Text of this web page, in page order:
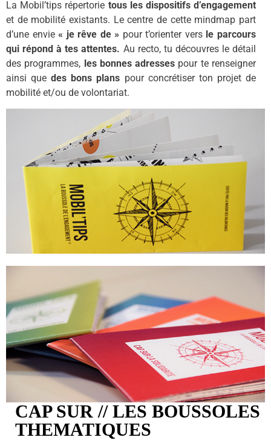
La Mobil’tips répertorie tous les dispositifs d’engagement
et de mobilité existants. Le centre de cette mindmap part
d’une envie« je rêve de » pour t’orienter vers le parcours
qui répond à tes attentes. Au recto, tu découvres le détail
des programmes, les bonnes adresses pour te renseigner
ainsi quedes bons plans pour concrétiser ton projet de
mobilité et/ou de volontariat.
CAP SUR // LES BOUSSOLES
THEMATIQUES